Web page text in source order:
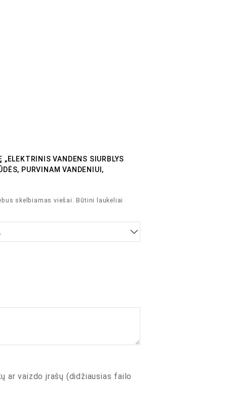
VANDENS SIURBLYS
PURVINAM VANDENIUI,
skelbiamas viešai. Būtini laukeliai
ar vaizdo įrašų (didžiausias failo